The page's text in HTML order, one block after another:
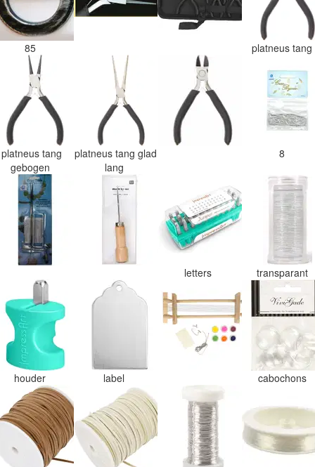
85 platneus tang
platneus tang
gebogen
platneus tang glad
lang
8
letters transparant
houder label cabochons